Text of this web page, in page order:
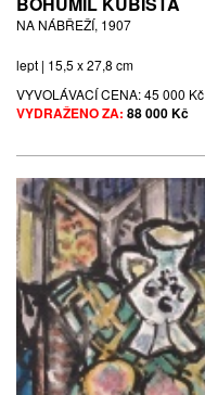
NA NÁBŘEŽÍ, 1907
lept | 15,5 x 27,8 cm
VYVOLÁVACÍ CENA:45 000 Kč
VYDRAŽENO ZA: 88 000 Kč